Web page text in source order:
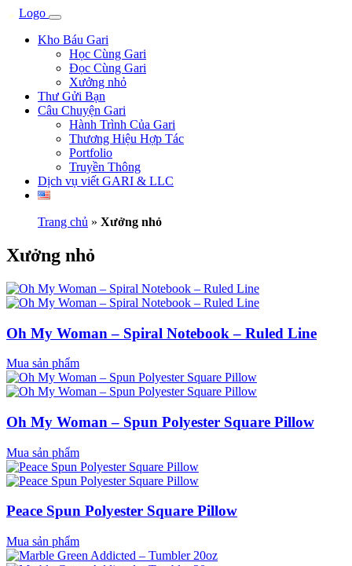
Kho Báu Gari
Học Cùng Gari
Đọc Cùng Gari
Xưởng nhỏ
Thư Gửi Bạn
Câu Chuyện Gari
Hành Trình Của Gari
Thương Hiệu Hợp Tác
Portfolio
Truyền Thông
Dịch vụ viết GARI & LLC
Trang chủ » Xưởng nhỏ
Xưởng nhỏ
Oh My Woman – Spiral Notebook – Ruled Line
Mua sản phẩm
Oh My Woman – Spun Polyester Square Pillow
Mua sản phẩm
Peace Spun Polyester Square Pillow
Mua sản phẩm